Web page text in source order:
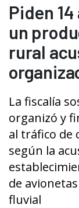
Piden
un
rural
La fiscalía
organizó y
al tráfico de
según la
de
fluvial